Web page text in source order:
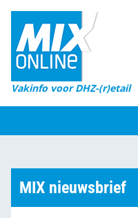
Vakinfo voor DHZ-(r)etail
Home
Magazines
DHZ Sessie
Marktcijfers
MIX nieuwsbrief